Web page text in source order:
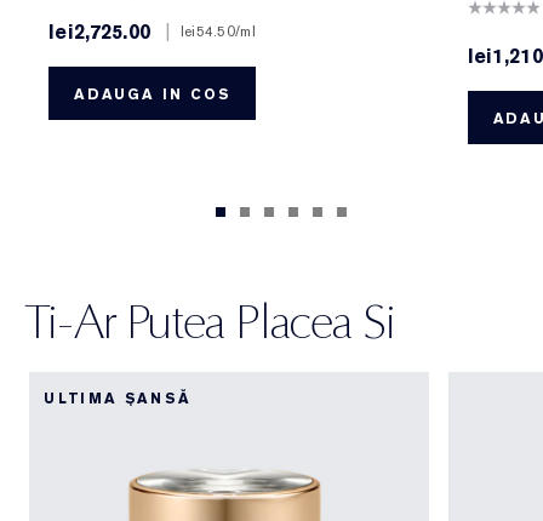
lei2,725.00
lei54.50/ml
ADAUGA IN COS
Ti-Ar Putea Placea Si
ULTIMA ȘANSĂ